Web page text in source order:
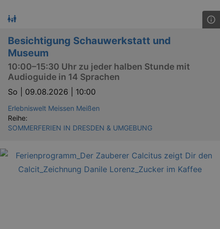
Besichtigung Schauwerkstatt und
Museum
10:00–15:30 Uhr zu jeder halben Stunde mit
Audioguide in 14 Sprachen
So | 09.08.2026 | 10:00
Erlebniswelt Meissen Meißen
Reihe:
SOMMERFERIEN IN DRESDEN & UMGEBUNG